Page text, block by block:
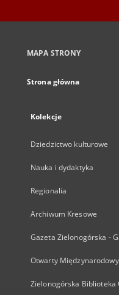
MAPA STRONY
Strona główna
Kolekcje
Dziedzictwo kulturowe
Nauka i dydaktyka
Regionalia
Archiwum Kresowe
Gazeta Zielonogórska -
Otwarty
Zielonogórska